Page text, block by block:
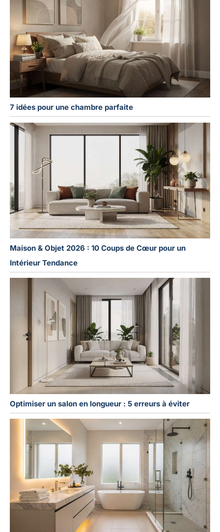
7 idées pour une chambre parfaite
Maison & Objet 2026 : 10 Coups de Cœur pour un
Intérieur Tendance
Optimiser un salon en longueur : 5 erreurs à éviter